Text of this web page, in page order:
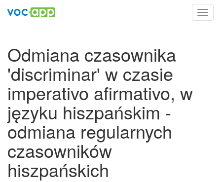
Odmiana czasownika
'discriminar' w czasie
imperativo afirmativo, w
języku hiszpańskim -
odmiana regularnych
czasowników
hiszpańskich